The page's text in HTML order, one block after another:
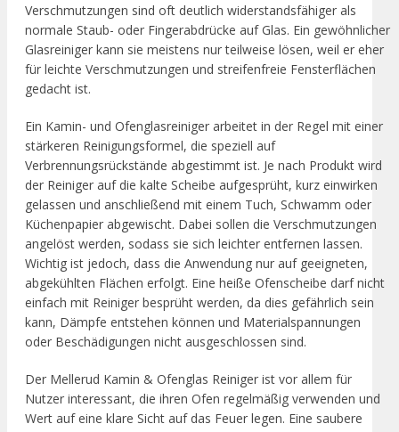
Verschmutzungen sind oft deutlich widerstandsfähiger als
normale Staub- oder Fingerabdrücke auf Glas. Ein gewöhnlicher
Glasreiniger kann sie meistens nur teilweise lösen, weil er eher
für leichte Verschmutzungen und streifenfreie Fensterflächen
gedacht ist.
Ein Kamin- und Ofenglasreiniger arbeitet in der Regel mit einer
stärkeren Reinigungsformel, die speziell auf
Verbrennungsrückstände abgestimmt ist. Je nach Produkt wird
der Reiniger auf die kalte Scheibe aufgesprüht, kurz einwirken
gelassen und anschließend mit einem Tuch, Schwamm oder
Küchenpapier abgewischt. Dabei sollen die Verschmutzungen
angelöst werden, sodass sie sich leichter entfernen lassen.
Wichtig ist jedoch, dass die Anwendung nur auf geeigneten,
abgekühlten Flächen erfolgt. Eine heiße Ofenscheibe darf nicht
einfach mit Reiniger besprüht werden, da dies gefährlich sein
kann, Dämpfe entstehen können und Materialspannungen
oder Beschädigungen nicht ausgeschlossen sind.
Der Mellerud Kamin & Ofenglas Reiniger ist vor allem für
Nutzer interessant, die ihren Ofen regelmäßig verwenden und
Wert auf eine klare Sicht auf das Feuer legen. Eine saubere